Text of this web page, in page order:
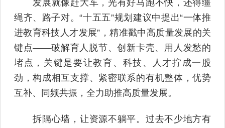
发展就像赶大车，光有好马跑不快，还得缰
绳齐、路子对。“十五五”规划建议中提出“一体推
进教育科技人才发展”，精准戳中高质量发展的关
键点——破解育人脱节、创新卡壳、用人发愁的
堵点，关键是要让教育、科技、人才拧成一股
劲，构成相互支撑、紧密联系的有机整体，优势
互补、同频共振，全力助推高质量发展。
拆隔心墙，让资源不躺平。过去不少地方有